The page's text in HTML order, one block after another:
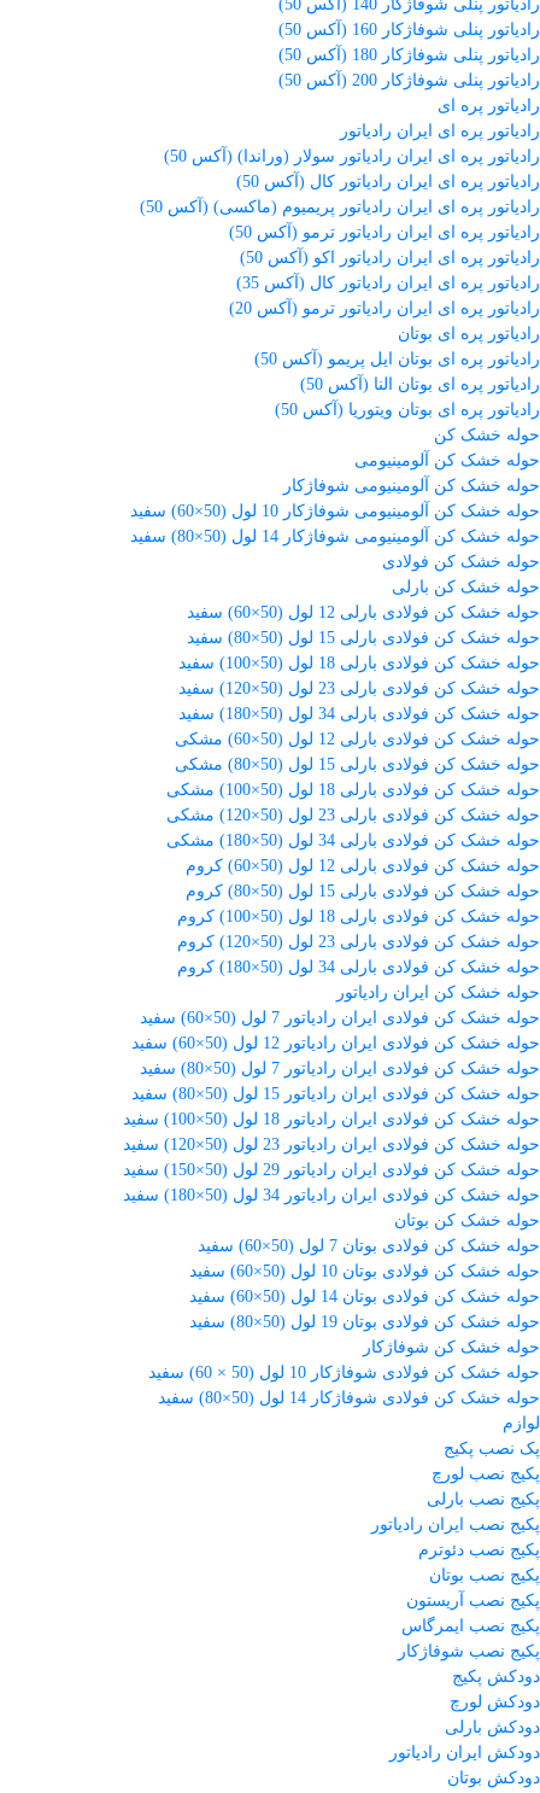
رادیاتور پنلی شوفاژکار 140 (آکس 50)
رادیاتور پنلی شوفاژکار 160 (آکس 50)
رادیاتور پنلی شوفاژکار 180 (آکس 50)
رادیاتور پنلی شوفاژکار 200 (آکس 50)
رادیاتور پره ای
رادیاتور پره ای ایران رادیاتور
رادیاتور پره ای ایران رادیاتور سولار (وراندا) (آکس 50)
رادیاتور پره ای ایران رادیاتور کال (آکس 50)
رادیاتور پره ای ایران رادیاتور پریمیوم (ماکسی) (آکس 50)
رادیاتور پره ای ایران رادیاتور ترمو (آکس 50)
رادیاتور پره ای ایران رادیاتور اکو (آکس 50)
رادیاتور پره ای ایران رادیاتور کال (آکس 35)
رادیاتور پره ای ایران رادیاتور ترمو (آکس 20)
رادیاتور پره ای بوتان
رادیاتور پره ای بوتان ایل پریمو (آکس 50)
رادیاتور پره ای بوتان النا (آکس 50)
رادیاتور پره ای بوتان ویتوریا (آکس 50)
حوله خشک کن
حوله خشک کن آلومینیومی
حوله خشک کن آلومینیومی شوفاژکار
حوله خشک کن آلومینیومی شوفاژکار 10 لول (50×60) سفید
حوله خشک کن آلومینیومی شوفاژکار 14 لول (50×80) سفید
حوله خشک کن فولادی
حوله خشک کن بارلی
حوله خشک کن فولادی بارلی 12 لول (50×60) سفید
حوله خشک کن فولادی بارلی 15 لول (50×80) سفید
حوله خشک کن فولادی بارلی 18 لول (50×100) سفید
حوله خشک کن فولادی بارلی 23 لول (50×120) سفید
حوله خشک کن فولادی بارلی 34 لول (50×180) سفید
حوله خشک کن فولادی بارلی 12 لول (50×60) مشکی
حوله خشک کن فولادی بارلی 15 لول (50×80) مشکی
حوله خشک کن فولادی بارلی 18 لول (50×100) مشکی
حوله خشک کن فولادی بارلی 23 لول (50×120) مشکی
حوله خشک کن فولادی بارلی 34 لول (50×180) مشکی
حوله خشک کن فولادی بارلی 12 لول (50×60) کروم
حوله خشک کن فولادی بارلی 15 لول (50×80) کروم
حوله خشک کن فولادی بارلی 18 لول (50×100) کروم
حوله خشک کن فولادی بارلی 23 لول (50×120) کروم
حوله خشک کن فولادی بارلی 34 لول (50×180) کروم
حوله خشک کن ایران رادیاتور
حوله خشک کن فولادی ایران رادیاتور 7 لول (50×60) سفید
حوله خشک کن فولادی ایران رادیاتور 12 لول (50×60) سفید
حوله خشک کن فولادی ایران رادیاتور 7 لول (50×80) سفید
حوله خشک کن فولادی ایران رادیاتور 15 لول (50×80) سفید
حوله خشک کن فولادی ایران رادیاتور 18 لول (50×100) سفید
حوله خشک کن فولادی ایران رادیاتور 23 لول (50×120) سفید
حوله خشک کن فولادی ایران رادیاتور 29 لول (50×150) سفید
حوله خشک کن فولادی ایران رادیاتور 34 لول (50×180) سفید
حوله خشک کن بوتان
حوله خشک کن فولادی بوتان 7 لول (50×60) سفید
حوله خشک کن فولادی بوتان 10 لول (50×60) سفید
حوله خشک کن فولادی بوتان 14 لول (50×60) سفید
حوله خشک کن فولادی بوتان 19 لول (50×80) سفید
حوله خشک کن شوفاژکار
حوله خشک کن فولادی شوفاژکار 10 لول (50 × 60) سفید
حوله خشک کن فولادی شوفاژکار 14 لول (50×80) سفید
لوازم
پک نصب پکیج
پکیج نصب لورچ
پکیج نصب بارلی
پکیج نصب ایران رادیاتور
پکیج نصب دئوترم
پکیج نصب بوتان
پکیج نصب آریستون
پکیج نصب ایمرگاس
پکیج نصب شوفاژکار
دودکش پکیج
دودکش لورچ
دودکش بارلی
دودکش ایران رادیاتور
دودکش بوتان